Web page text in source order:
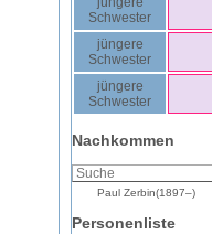
Schwester
jüngere
Schwester
jüngere
Schwester
Nachkommen
Paul Zerbin(1897–)
Personenliste